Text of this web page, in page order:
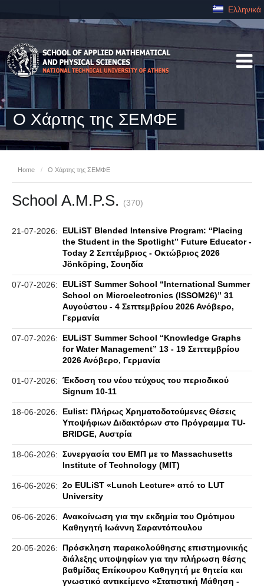
Ελληνικά
Ο Χάρτης της ΣΕΜΦΕ
Home / Ο Χάρτης της ΣΕΜΦΕ
School A.M.P.S. (370)
21-07-2026:
EULiST Blended Intensive Program: “Placing
the Student in the Spotlight” Future Educator -
Today 2 Σεπτέμβριος - Οκτώβριος 2026
Jönköping, Σουηδία
07-07-2026:
EULiST Summer School “International Summer
School on Microelectronics (ISSOM26)” 31
Αυγούστου - 4 Σεπτεμβρίου 2026 Ανόβερο,
Γερμανία
07-07-2026:
EULiST Summer School “Knowledge Graphs
for Water Management” 13 - 19 Σεπτεμβρίου
2026 Ανόβερο, Γερμανία
01-07-2026: Έκδοση του νέου τεύχους του περιοδικού
Signum 10-11
18-06-2026:
Eulist: Πλήρως Χρηματοδοτούμενες Θέσεις
Υποψήφιων Διδακτόρων στο Πρόγραμμα TU-
BRIDGE, Αυστρία
18-06-2026: Συνεργασία του ΕΜΠ με το Massachusetts
Institute of Technology (MIT)
16-06-2026: 2ο EULiST «Lunch Lecture» από το LUT
University
06-06-2026: Ανακοίνωση για την εκδημία του Ομότιμου
Καθηγητή Ιωάννη Σαραντόπουλου
20-05-2026:
Πρόσκληση παρακολούθησης επιστημονικής
διάλεξης υποψηφίων για την πλήρωση θέσης
βαθμίδας Επίκουρου Καθηγητή με θητεία και
γνωστικό αντικείμενο «Στατιστική Μάθηση -